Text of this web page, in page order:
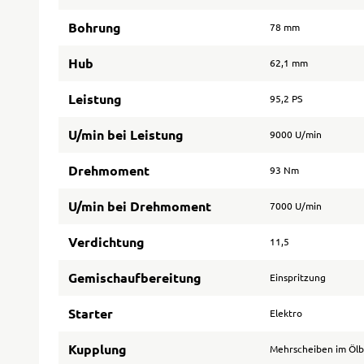
Bohrung 78 mm
Hub 62,1 mm
Leistung 95,2 PS
U/min bei Leistung 9000 U/min
Drehmoment 93 Nm
U/min bei Drehmoment 7000 U/min
Verdichtung 11,5
Gemischaufbereitung Einspritzung
Starter Elektro
Kupplung Mehrscheiben im